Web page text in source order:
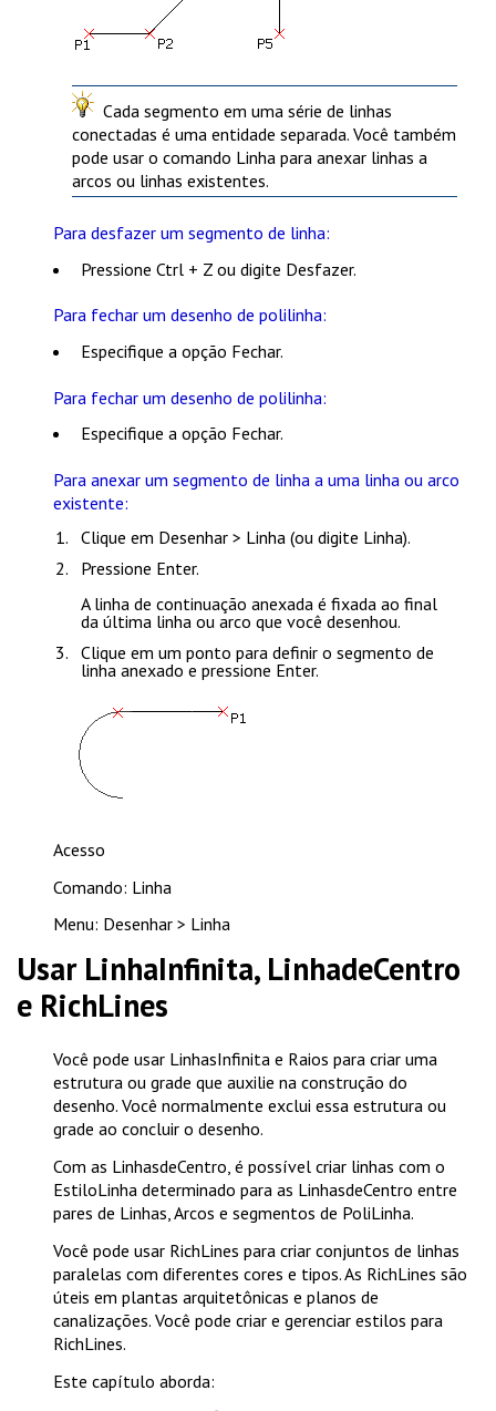
Cada segmento em uma série de linhas
conectadas é uma entidade separada. Você também
pode usar o comando Linha para anexar linhas a
arcos ou linhas existentes.
Para desfazer um segmento de linha:
PressioneCtrl + Z ou digite Desfazer.
Para fechar um desenho de polilinha:
Especifique a opção Fechar.
Para fechar um desenho de polilinha:
Especifique a opção Fechar.
Para anexar um segmento de linha a uma linha ou arco
existente:
Clique em Desenhar > Linha (ou digite Linha).
Pressione Enter.
A linha de continuação anexada é fixada ao final
da última linha ou arco que você desenhou.
Clique em um ponto para definir o segmento de
linha anexado e pressione Enter.
Acesso
Comando: Linha
Menu: Desenhar > Linha
Usar LinhaInfinita, LinhadeCentro
e RichLines
Você pode usar LinhasInfinita e Raios para criar uma
estrutura ou grade que auxilie na construção do
desenho. Você normalmente exclui essa estrutura ou
grade ao concluir o desenho.
Com as LinhasdeCentro, é possível criar linhas com o
EstiloLinha determinado para as LinhasdeCentro entre
pares de Linhas, Arcos e segmentos de PoliLinha.
Você pode usar RichLines para criar conjuntos de linhas
paralelas com diferentes cores e tipos. As RichLines são
úteis em plantas arquitetônicas e planos de
canalizações. Você pode criar e gerenciar estilos para
RichLines.
Este capítulo aborda: